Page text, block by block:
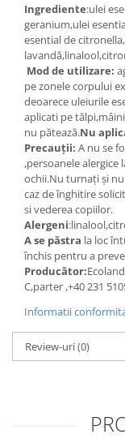
Ingrediente:ulei
geranium,ulei
esential de
Mod de utilizare:
pe zonele corpului
deoarece uleiurile
aplicati pe
nu pătează.Nu
Precauții: A nu se
,persoanele alergice
ochii.Nu turnați și
caz de înghitire
si vederea copiilor.
Alergeni
A se păstra la loc
închis pentru a
Producător:
C,parter ,+40 231
Informatii
Review-uri(0)